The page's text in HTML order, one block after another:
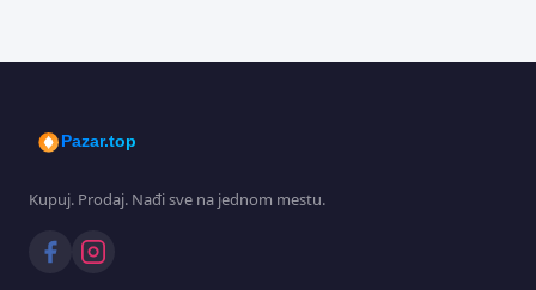
Pazar.top
Kupuj. Prodaj. Nađi sve na jednom mestu.